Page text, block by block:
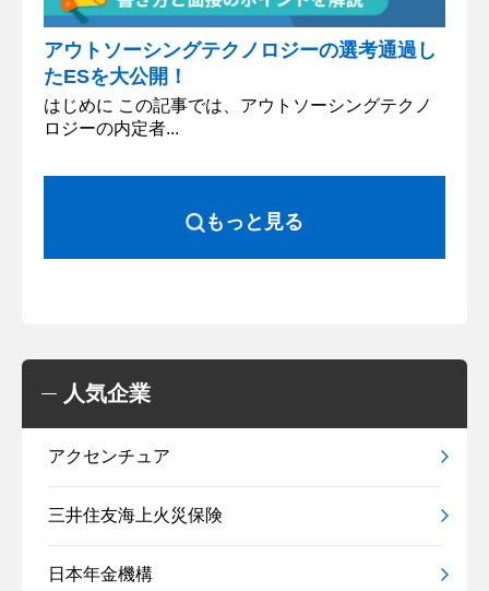
アウトソーシングテクノロジーの選考通過し
たESを大公開！
はじめに この記事では、アウトソーシングテクノ
ロジーの内定者...
もっと見る
人気企業
アクセンチュア
三井住友海上火災保険
日本年金機構